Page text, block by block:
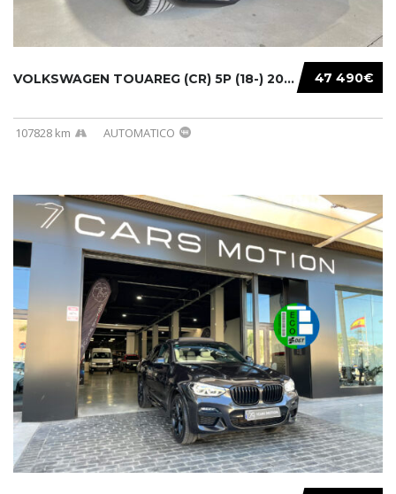
47 490€
VOLKSWAGEN TOUAREG (CR) 5P (18-) 2021...
107828 km AUTOMATICO